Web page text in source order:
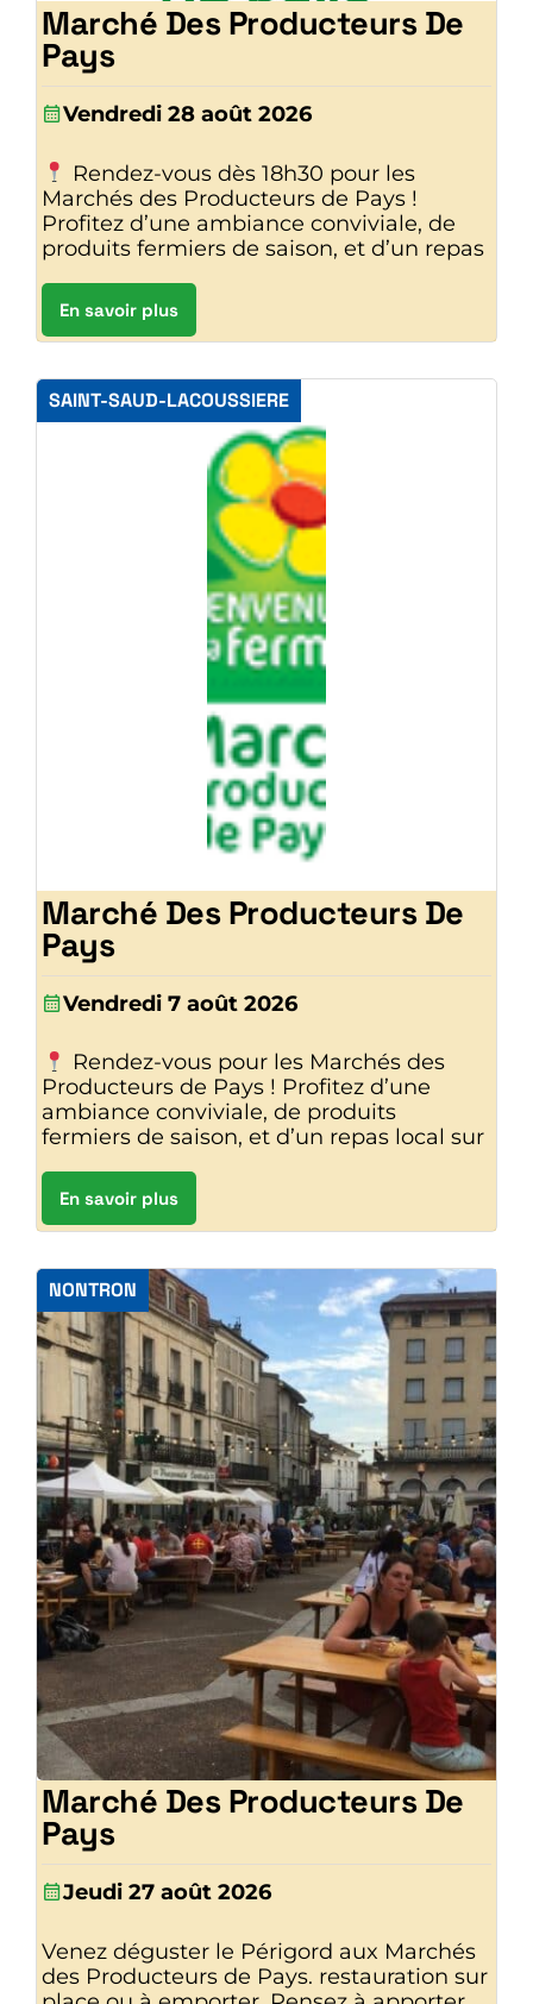
Marché Des Producteurs De
Pays
Vendredi 28 août 2026
Rendez-vous dès 18h30 pour les
Marchés des Producteurs de Pays !
Profitez d’une ambiance conviviale, de
produits fermiers de saison, et d’un repas
En savoir plus
SAINT-SAUD-LACOUSSIERE
Marché Des Producteurs De
Pays
Vendredi 7 août 2026
Rendez-vous pour les Marchés des
Producteurs de Pays ! Profitez d’une
ambiance conviviale, de produits
fermiers de saison, et d’un repas local sur
En savoir plus
NONTRON
Marché Des Producteurs De
Pays
Jeudi 27 août 2026
Venez déguster le Périgord aux Marchés
des Producteurs de Pays. restauration sur